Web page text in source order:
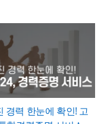
따
근
마
실
록
질
록
체
입
한
소
필
표
방
내
복
아
체
할
소
행
필
수
행
한
제
고
에
는
경력 한눈에 확인! 고